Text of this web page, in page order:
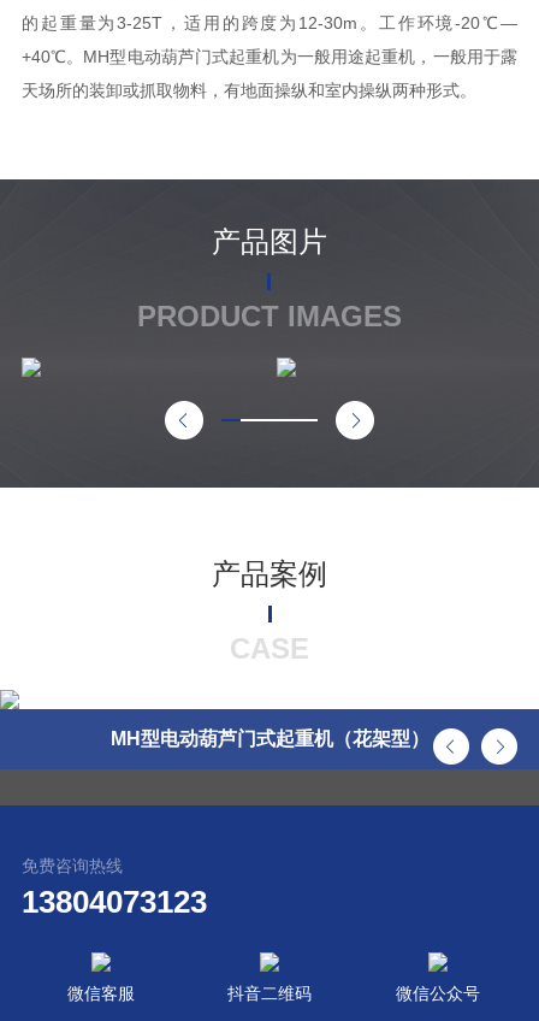
的起重量为3-25T，适用的跨度为12-30m。工作环境-20℃—
+40℃。MH型电动葫芦门式起重机为一般用途起重机，一般用于露
天场所的装卸或抓取物料，有地面操纵和室内操纵两种形式。
产品图片
PRODUCT IMAGES
产品案例
CASE
MH型电动葫芦门式起重机（花架型）
免费咨询热线
13804073123
微信客服 抖音二维码 微信公众号